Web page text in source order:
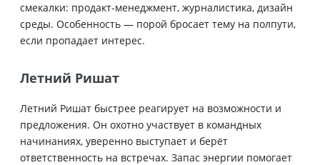
смекалки: продакт-менеджмент, журналистика, дизайн
среды. Особенность — порой бросает тему на полпути,
если пропадает интерес.
Летний Ришат
Летний Ришат быстрее реагирует на возможности и
предложения. Он охотно участвует в командных
начинаниях, уверенно выступает и берёт
ответственность на встречах. Запас энергии помогает